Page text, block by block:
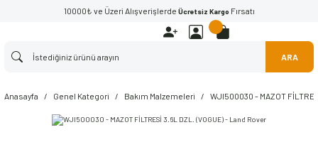
10000₺ ve Üzeri Alışverişlerde Ücretsiz Kargo Fırsatı
ARA
Anasayfa Genel Kategori Bakım Malzemeleri WJI500030 - MAZOT